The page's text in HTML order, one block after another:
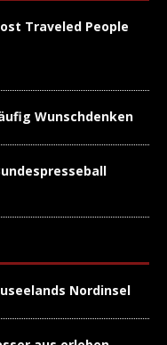
Traveled People
Wunschdenken
Nordinsel